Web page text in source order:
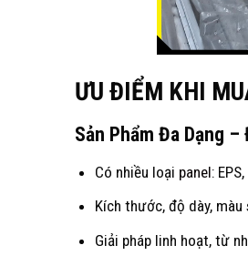
ƯU ĐIỂM KHI
Sản Phẩm Đa Dạng
Có nhiều loại panel:
Kích thước, độ dày,
Giải pháp linh hoạt, từ